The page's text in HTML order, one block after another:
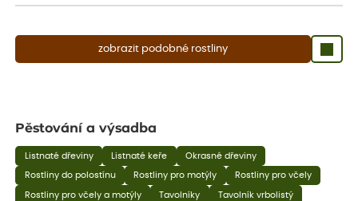
zobrazit podobné rostliny
Pěstování a výsadba
Listnaté dřeviny Listnaté keře Okrasné dřeviny
Rostliny do polostínu Rostliny pro motýly Rostliny pro včely
Rostliny pro včely a motýly Tavolníky Tavolník vrbolistý